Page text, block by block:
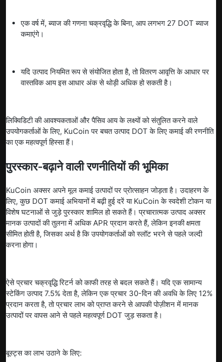
एक वर्ष में, ब्याज की गणना चक्रवृद्धि के बिना, आप लगभग 27 DOT ब्याज
कमाएंगे।
यदि उत्पाद नियमित रूप से संयोजित होता है, तो वितरण आवृत्ति के आधार पर
वास्तविक आय इस आधार अंक से थोड़ी अधिक हो सकती है।
लिक्विडिटी की आवश्यकताओं और पैसिव आय के लक्ष्यों को संतुलित करने वाले
उपयोगकर्ताओं के लिए, KuCoin पर बचत उत्पाद DOT के लिए कमाई की रणनीति
का एक महत्वपूर्ण हिस्सा हैं।
पुरस्कार-बढ़ाने वाली रणनीतियों की भूमिका
KuCoin अक्सर अपने मूल कमाई उत्पादों पर प्रोत्साहन जोड़ता है। उदाहरण के
लिए, कुछ DOT कमाई अभियानों में बढ़ी हुई दरें या KuCoin के स्वदेशी टोकन या
विशेष घटनाओं से जुड़े पुरस्कार शामिल हो सकते हैं। प्रचारात्मक उत्पाद अक्सर
मानक उत्पादों की तुलना में अधिक APR प्रदान करते हैं, लेकिन इनकी क्षमता
सीमित होती है, जिसका अर्थ है कि उपयोगकर्ताओं को स्लॉट भरने से पहले जल्दी
करना होगा।
ऐसे प्रचार चक्रवृद्धि रिटर्न को काफी तरह से बदल सकते हैं। यदि एक सामान्य
स्टेकिंग उत्पाद 7.5% देता है, लेकिन एक प्रचार 30-दिन की अवधि के लिए 12%
प्रदान करता है, तो प्रचार लाभ को प्राप्त करने से आपकी पोज़ीशन में मानक
उत्पादों पर वापस आने से पहले महत्वपूर्ण DOT जुड़ सकता है।
बूस्ट्स का लाभ उठाने के लिए: